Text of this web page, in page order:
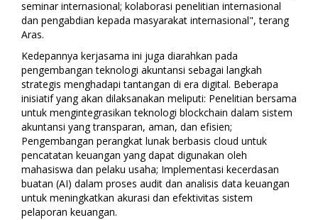
seminar internasional; kolaborasi penelitian internasional
dan pengabdian kepada masyarakat internasional", terang
Aras.
Kedepannya kerjasama ini juga diarahkan pada
pengembangan teknologi akuntansi sebagai langkah
strategis menghadapi tantangan di era digital. Beberapa
inisiatif yang akan dilaksanakan meliputi: Penelitian bersama
untuk mengintegrasikan teknologi blockchain dalam sistem
akuntansi yang transparan, aman, dan efisien;
Pengembangan perangkat lunak berbasis cloud untuk
pencatatan keuangan yang dapat digunakan oleh
mahasiswa dan pelaku usaha; Implementasi kecerdasan
buatan (AI) dalam proses audit dan analisis data keuangan
untuk meningkatkan akurasi dan efektivitas sistem
pelaporan keuangan.